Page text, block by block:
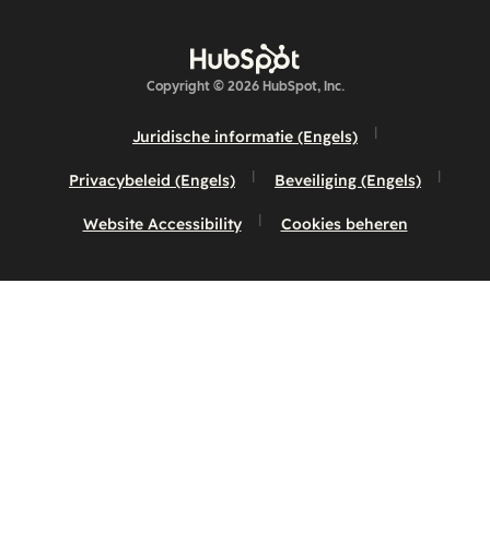
Copyright © 2026 HubSpot, Inc.
Juridische informatie (Engels)
Privacybeleid (Engels) Beveiliging (Engels)
Website Accessibility Cookies beheren